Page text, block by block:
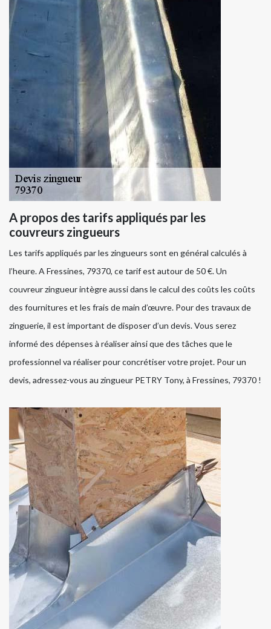
A propos des tarifs appliqués par les
couvreurs zingueurs
Les tarifs appliqués par les zingueurs sont en général calculés à
l’heure. A Fressines, 79370, ce tarif est autour de 50 €. Un
couvreur zingueur intègre aussi dans le calcul des coûts les coûts
des fournitures et les frais de main d’œuvre. Pour des travaux de
zinguerie, il est important de disposer d’un devis. Vous serez
informé des dépenses à réaliser ainsi que des tâches que le
professionnel va réaliser pour concrétiser votre projet. Pour un
devis, adressez-vous au zingueur PETRY Tony, à Fressines, 79370 !